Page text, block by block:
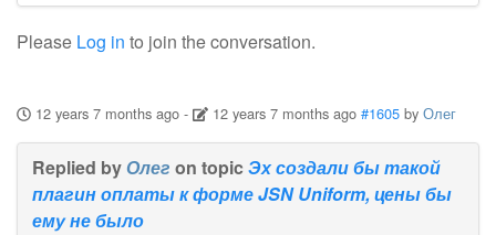
Please Log in to join the conversation.
12 years 7 months ago- 12 years 7 months ago #1605 byОлег
Replied byОлег on topic Эх создали бы такой
плагин оплаты к форме JSN Uniform, цены бы
ему не было